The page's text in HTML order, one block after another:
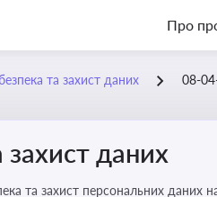
Про
та захист даних 08-
захист даних
та захист персональних даних